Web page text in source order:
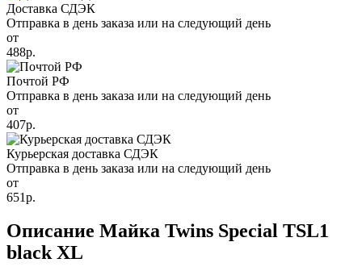
Доставка СДЭК
Отправка в день заказа или на следующий день
от
488р.
Почтой РФ
Отправка в день заказа или на следующий день
от
407р.
Курьерская доставка СДЭК
Отправка в день заказа или на следующий день
от
651р.
Описание Майка Twins Special TSL1
black XL